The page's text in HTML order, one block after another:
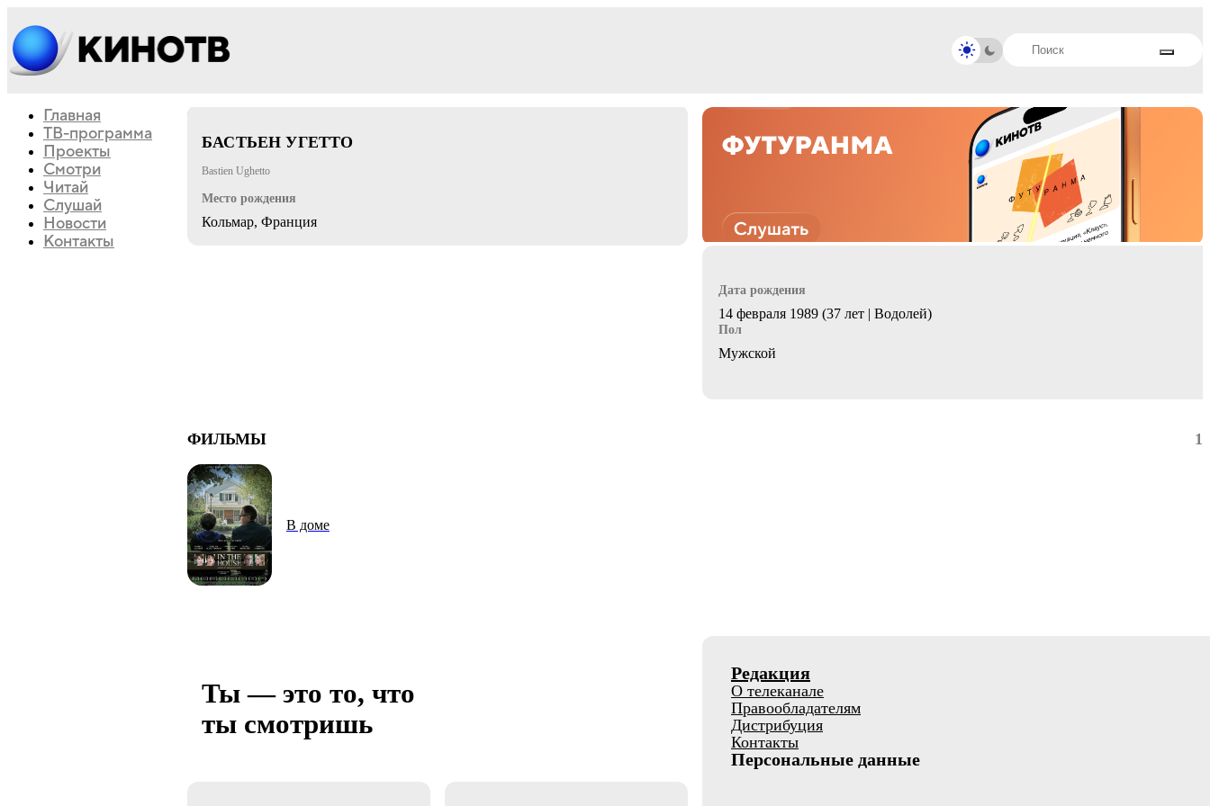
Главная
ТВ-программа
Проекты
Смотри
Читай
Слушай
Новости
Контакты
БАСТЬЕН УГЕТТО
Bastien Ughetto
Место рождения
Кольмар, Франция
Дата рождения
14 февраля 1989 (37 лет | Водолей)
Пол
Мужской
ФИЛЬМЫ 1
В доме
Ты — это то, что
ты смотришь
Редакция
О телеканале
Правообладателям
Дистрибуция
Контакты
Персональные данные